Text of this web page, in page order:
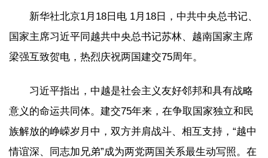
新华社北京1月18日电 1月18日，中共中央总书记、
国家主席习近平同越共中央总书记苏林、越南国家主席
梁强互致贺电，热烈庆祝两国建交75周年。
习近平指出，中越是社会主义友好邻邦和具有战略
意义的命运共同体。建交75年来，在争取国家独立和民
族解放的峥嵘岁月中，双方并肩战斗、相互支持，“越中
情谊深、同志加兄弟”成为两党两国关系最生动写照。在